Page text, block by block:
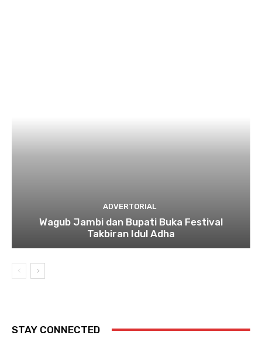
ADVERTORIAL
Wagub Jambi dan Bupati Buka Festival
Takbiran Idul Adha
STAY CONNECTED